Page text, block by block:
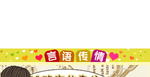
要平安！千万要知足！千万不要忘记我！
[圣诞节]不只这样的日子才会想起你,而是这样的日子才
能正大光明地骚扰你,告诉你,圣诞要快乐!新年要快乐!天
天都要快乐噢!